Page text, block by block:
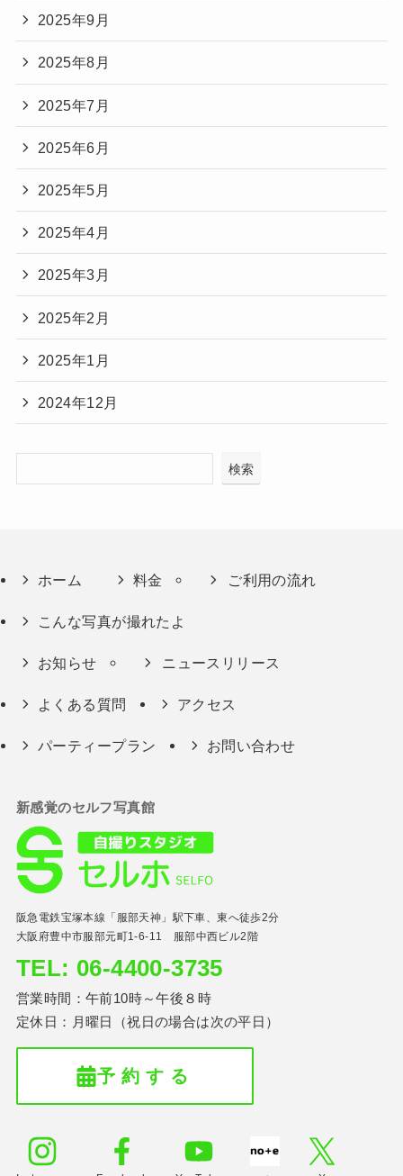
2025年9月
2025年8月
2025年7月
2025年6月
2025年5月
2025年4月
2025年3月
2025年2月
2025年1月
2024年12月
検索
ホーム 料金 ご利用の流れ
こんな写真が撮れたよ
お知らせ ニュースリリース
よくある質問 アクセス
パーティープラン お問い合わせ
新感覚のセルフ写真館
阪急電鉄宝塚本線「服部天神」駅下車、東へ徒歩2分
大阪府豊中市服部元町1-6-11 服部中西ビル2階
TEL: 06-4400-3735
営業時間：午前10時～午後８時
定休日：月曜日（祝日の場合は次の平日）
予 約 す る